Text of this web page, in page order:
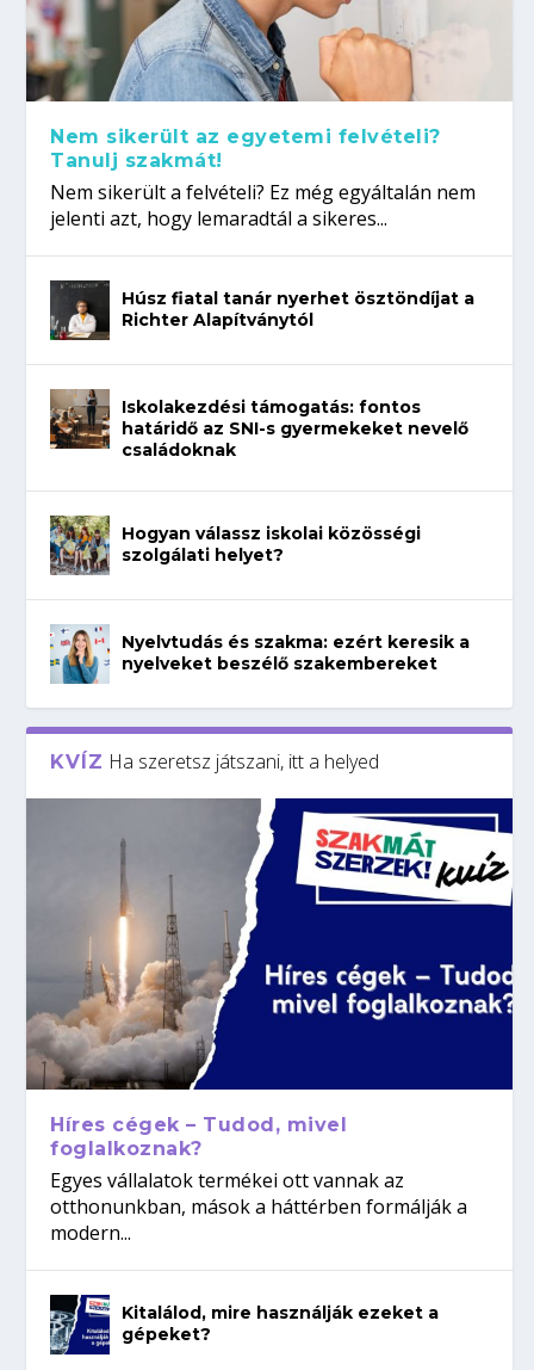
Nem sikerült az egyetemi felvételi?
Tanulj szakmát!
Nem sikerült a felvételi? Ez még egyáltalán nem
jelenti azt, hogy lemaradtál a sikeres...
Húsz fiatal tanár nyerhet ösztöndíjat a
Richter Alapítványtól
Iskolakezdési támogatás: fontos
határidő az SNI-s gyermekeket nevelő
családoknak
Hogyan válassz iskolai közösségi
szolgálati helyet?
Nyelvtudás és szakma: ezért keresik a
nyelveket beszélő szakembereket
KVÍZ Ha szeretsz játszani, itt a helyed
Híres cégek – Tudod, mivel
foglalkoznak?
Egyes vállalatok termékei ott vannak az
otthonunkban, mások a háttérben formálják a
modern...
Kitalálod, mire használják ezeket a
gépeket?